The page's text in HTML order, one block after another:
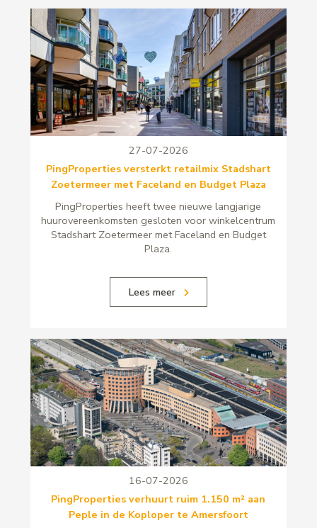
27-07-2026
PingProperties versterkt retailmix Stadshart
Zoetermeer met Faceland en Budget Plaza
PingProperties heeft twee nieuwe langjarige
huurovereenkomsten gesloten voor winkelcentrum
Stadshart Zoetermeer met Faceland en Budget
Plaza.
Lees meer
16-07-2026
PingProperties verhuurt ruim 1.150 m² aan
Peple in de Koploper te Amersfoort